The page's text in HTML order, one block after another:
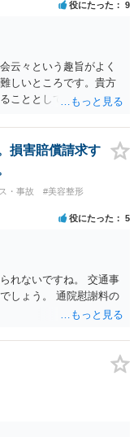
役にたった 9
云々という趣旨がよく
しいところです。貴方
こととしては、クリニ
それらを踏まえてクリ
ニックに対して具体的
損害賠償請求す
・事故
#美容整形
役にたった 5
れないですね。 交通事
しょう。 通院慰謝料の